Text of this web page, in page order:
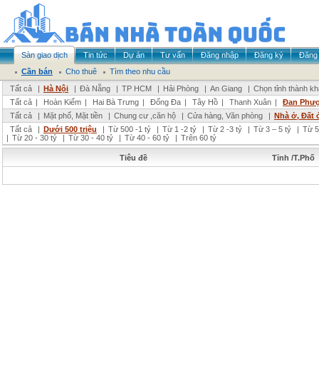
Sàn giao dịch Tin tức Dự án Tư vấn Đăng nhập Đăng ký
Đăng
Cần bán
Cho thuê
Tìm theo nhu cầu
Tất cả
| Hà Nội | Đà Nẵng | TP HCM | Hải Phòng | An Giang | Chọn tỉnh thành
Tất cả | Hoàn Kiếm | Hai Bà Trưng | Đống Đa | Tây Hồ | Thanh Xuân |
Đan
Tất cả
| Mặt phố, Mặt tiền | Chung cư ,căn hộ | Cửa hàng, Văn phòng | Nhà ở, Đất
Tất cả
| Dưới 500 triệu | Từ 500 -1 tỷ | Từ 1 -2 tỷ | Từ 2 -3 tỷ | Từ 3 – 5 tỷ | Từ
| Từ 20 - 30 tỷ | Từ 30 - 40 tỷ | Từ 40 - 60 tỷ | Trên 60 tỷ
Tiêu đề Tỉnh /T.Phố